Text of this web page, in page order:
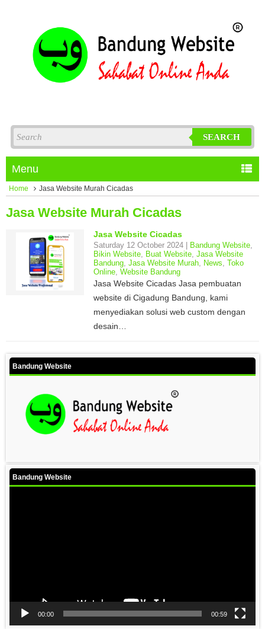
SEARCH
Menu
Home Jasa Website Murah Cicadas
Jasa Website Murah Cicadas
Jasa Website Cicadas
Saturday 12 October 2024 | Bandung Website,
Bikin Website, Buat Website, Jasa Website
Bandung, Jasa Website Murah, News, Toko
Online, Website Bandung
Jasa Website Cicadas Jasa pembuatan
website di Cigadung Bandung, kami
menyediakan solusi web custom dengan
desain…
Bandung Website
Bandung Website
00:00 00:59